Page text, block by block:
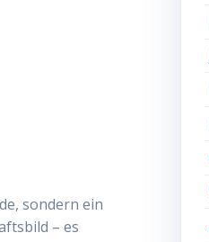
sondern ein
– es